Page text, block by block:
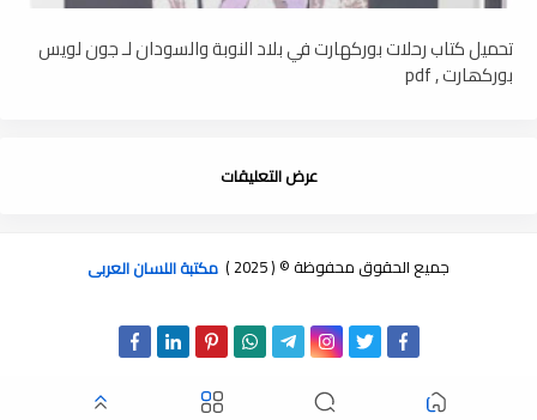
تحميل كتاب رحلات بوركهارت في بلاد النوبة والسودان لـ جون لويس
بوركھارت , pdf
عرض التعليقات
جميع الحقوق محفوظة © ( 2025 ) مكتبة اللسان العربى